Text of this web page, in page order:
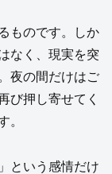
ものです。しか
なく、現実を突
夜の間だけはご
び押し寄せてく
。
という感情だけ